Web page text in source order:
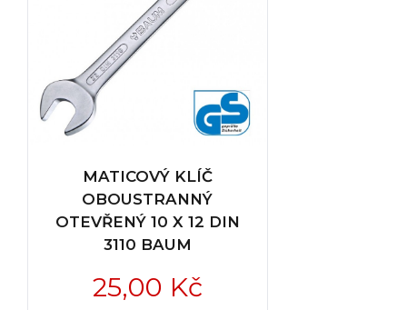
MATICOVÝ KLÍČ
OBOUSTRANNÝ
OTEVŘENÝ 10 X 12 DIN
3110 BAUM
25,00 Kč